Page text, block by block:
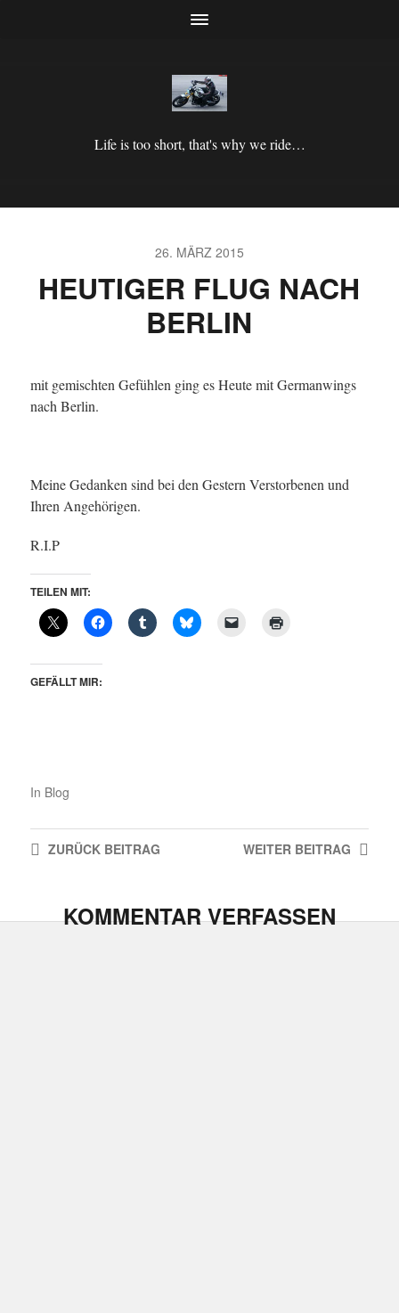
Life is too short, that's why we ride…
26. MÄRZ 2015
HEUTIGER FLUG NACH
BERLIN
mit gemischten Gefühlen ging es Heute mit Germanwings
nach Berlin.
Meine Gedanken sind bei den Gestern Verstorbenen und
Ihren Angehörigen.
R.I.P
TEILEN MIT:
GEFÄLLT MIR:
In Blog
WEITER BEITRAG
ZURÜCKBEITRAG
KOMMENTAR VERFASSEN